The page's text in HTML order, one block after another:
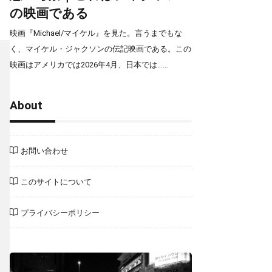
の映画である
映画『Michael/マイケル』を見た。言うまでもな
く、マイケル・ジャクソンの伝記映画である。この
映画はアメリカでは2026年4月、日本では……
About
お問い合わせ
このサイトについて
プライバシーポリシー